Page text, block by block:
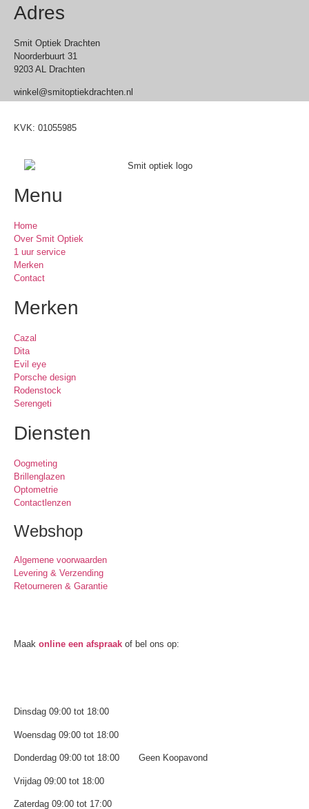
Adres
Smit Optiek Drachten
Noorderbuurt 31
9203 AL Drachten
winkel@smitoptiekdrachten.nl
KVK: 01055985
Menu
Home
Over Smit Optiek
1 uur service
Merken
Contact
Merken
Cazal
Dita
Evil eye
Porsche design
Rodenstock
Serengeti
Diensten
Oogmeting
Brillenglazen
Optometrie
Contactlenzen
Webshop
Algemene voorwaarden
Levering & Verzending
Retourneren & Garantie
Maak online een afspraak of bel ons op:
Dinsdag 09:00 tot 18:00
Woensdag 09:00 tot 18:00
Donderdag 09:00 tot 18:00 Geen Koopavond
Vrijdag 09:00 tot 18:00
Zaterdag 09:00 tot 17:00